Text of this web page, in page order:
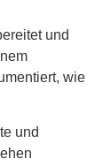
und
wie
und